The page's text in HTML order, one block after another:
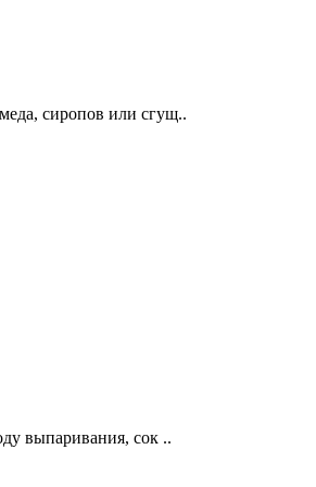
сиропов или сгущ..
выпаривания, сок ..